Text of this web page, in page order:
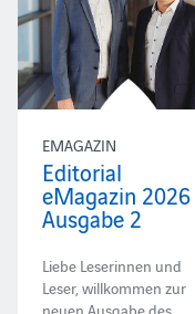
EMAGAZIN
Editorial
eMagazin 2026
Ausgabe 2
Liebe Leserinnen und
Leser, willkommen zur
neuen Ausgabe des